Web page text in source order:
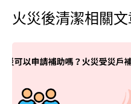
火災後清潔相關文